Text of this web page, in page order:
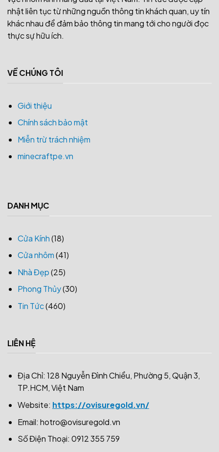
nhật liên tục từ những nguồn thông tin khách quan, uy tín
khác nhau để đảm bảo thông tin mang tới cho người đọc
thực sự hữu ích.
VỀ CHÚNG TÔI
Giới thiệu
Chính sách bảo mật
Miễn trừ trách nhiệm
minecraftpe.vn
DANH MỤC
Cửa Kính(18)
Cửa nhôm(41)
Nhà Đẹp(25)
Phong Thủy(30)
Tin Tức(460)
LIÊN HỆ
Địa Chỉ: 128 Nguyễn Đình Chiểu, Phường 5, Quận 3,
TP.HCM, Việt Nam
Website: https://ovisuregold.vn/
Email: hotro@ovisuregold.vn
Số Điện Thoại: 0912 355 759